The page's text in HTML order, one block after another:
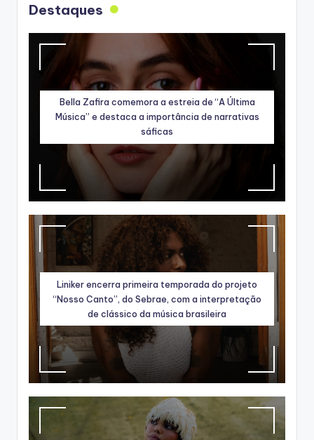
Destaques
Bella Zafira comemora a estreia de “A Última
Música” e destaca a importância de narrativas
sáficas
Liniker encerra primeira temporada do projeto
“Nosso Canto”, do Sebrae, com a interpretação
de clássico da música brasileira